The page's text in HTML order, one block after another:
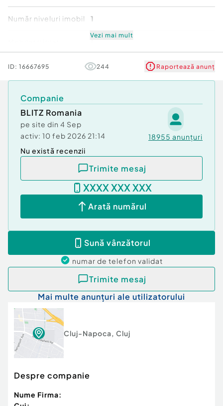
Confort:
Tip imobil:Casă/Vilă
Număr niveluri imobil 1
Stare Bună
Vezi mai mult
ID: 16667695 244 Raportează anunț
Companie
BLITZ Romania
pe site din 4 Sep
activ: 10 feb 2026 21:14 18955 anunțuri
Nu există recenzii
Trimite mesaj
XXXX XXX XXX
Arată numărul
Sună vânzătorul
numar de telefon validat
Trimite mesaj
Mai multe anunțuri ale utilizatorului
Cluj-Napoca, Cluj
Despre companie
Nume Firma: